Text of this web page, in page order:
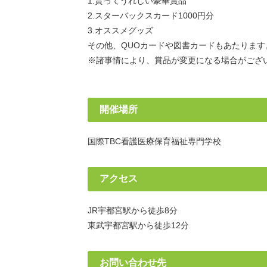
2.スターバックスカード1000円分
3.オススメグッズ
その他、QUOカードや図書カードもあたります
※諸事情により、賞品が変更になる場合がござ
開催場所
国際TBC看護医療保育福祉専門学校
アクセス
JR宇都宮駅から徒歩8分
東武宇都宮駅から徒歩12分
お問い合わせ先